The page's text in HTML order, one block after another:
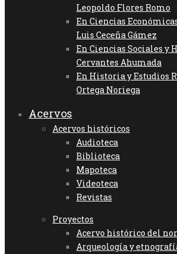
Leopoldo Flores Romo
En Ciencias
Luis Ceceña Gámez
En Ciencias Sociales y
Cervantes Ahumada
En Historia y Estudios
Ortega Noriega
Acervos
Acervos históricos
Audioteca
Biblioteca
Mapoteca
Videoteca
Revistas
Proyectos
Acervo histórico del
Arqueología y